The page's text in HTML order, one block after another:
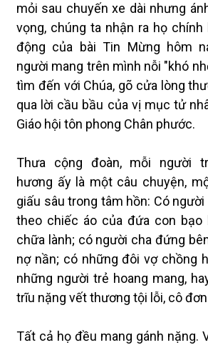
mỏi sau chuyến xe dài nhưng
vọng, chúng ta nhận ra họ chính
động của bài Tin Mừng hôm
người mang trên mình nỗi "khó
tìm đến với Chúa, gõ cửa lòng
qua lời cầu bầu của vị mục tử
Giáo hội tôn phong Chân phước.
Thưa cộng đoàn, mỗi người
hương ấy là một câu chuyện,
giấu sâu trong tâm hồn: Có
theo chiếc áo của đứa con bạo
chữa lành; có người cha đứng
nợ nần; có những đôi vợ chồng
những người trẻ hoang mang,
trĩu nặng vết thương tội lỗi, cô
Tất cả họ đều mang gánh nặng.